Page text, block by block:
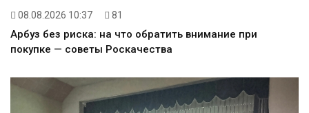
08.08.2026 10:37 81
Арбуз без риска: на что обратить внимание при
покупке — советы Роскачества